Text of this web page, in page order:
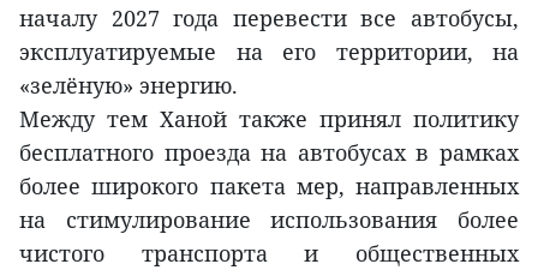
началу 2027 года перевести все автобусы,
эксплуатируемые на его территории, на
«зелёную» энергию.
Между тем Ханой также принял политику
бесплатного проезда на автобусах в рамках
более широкого пакета мер, направленных
на стимулирование использования более
чистого транспорта и общественных